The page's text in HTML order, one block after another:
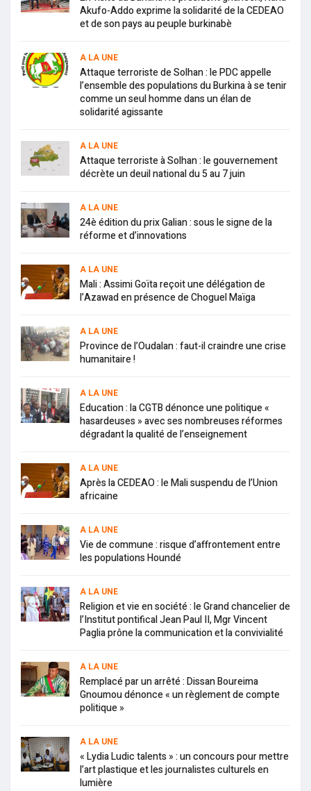
Akufo-Addo exprime la solidarité de la CEDEAO
et de son pays au peuple burkinabè
A LA UNE
Attaque terroriste de Solhan : le PDC appelle
l’ensemble des populations du Burkina à se tenir
comme un seul homme dans un élan de
solidarité agissante
A LA UNE
Attaque terroriste à Solhan : le gouvernement
décrète un deuil national du 5 au 7 juin
A LA UNE
24è édition du prix Galian : sous le signe de la
réforme et d’innovations
A LA UNE
Mali : Assimi Goïta reçoit une délégation de
l’Azawad en présence de Choguel Maïga
A LA UNE
Province de l’Oudalan : faut-il craindre une crise
humanitaire !
A LA UNE
Education : la CGTB dénonce une politique «
hasardeuses » avec ses nombreuses réformes
dégradant la qualité de l’enseignement
A LA UNE
Après la CEDEAO : le Mali suspendu de l’Union
africaine
A LA UNE
Vie de commune : risque d’affrontement entre
les populations Houndé
A LA UNE
Religion et vie en société : le Grand chancelier de
l’Institut pontifical Jean Paul II, Mgr Vincent
Paglia prône la communication et la convivialité
A LA UNE
Remplacé par un arrêté : Dissan Boureima
Gnoumou dénonce « un règlement de compte
politique »
A LA UNE
« Lydia Ludic talents » : un concours pour mettre
l’art plastique et les journalistes culturels en
lumière